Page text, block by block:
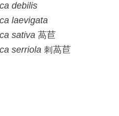
debilis
laevigata
sativa 萵苣
serriola 刺萵苣